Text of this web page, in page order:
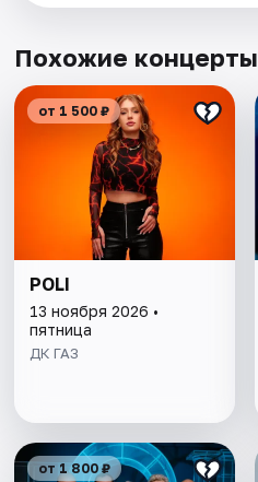
Похожие концерты
от 1 500 ₽
POLI
13 ноября 2026 •
пятница
ДК ГАЗ
от 1 800 ₽